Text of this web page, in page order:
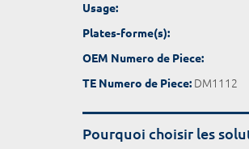
Usage:
Plates-forme(s):
OEM Numero de Piece:
TE Numero de Piece: DM1112
Pourquoi choisir les